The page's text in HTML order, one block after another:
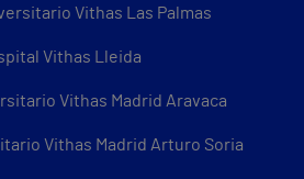
Vithas Las Palmas
Vithas Lleida
Vithas Madrid Aravaca
Vithas Madrid Arturo Soria